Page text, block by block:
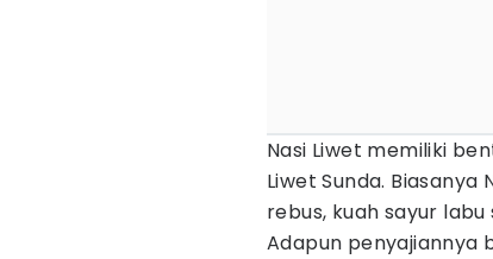
Nasi Liwet memiliki
Liwet Sunda.
rebus, kuah sayur
Adapun penyajiannya